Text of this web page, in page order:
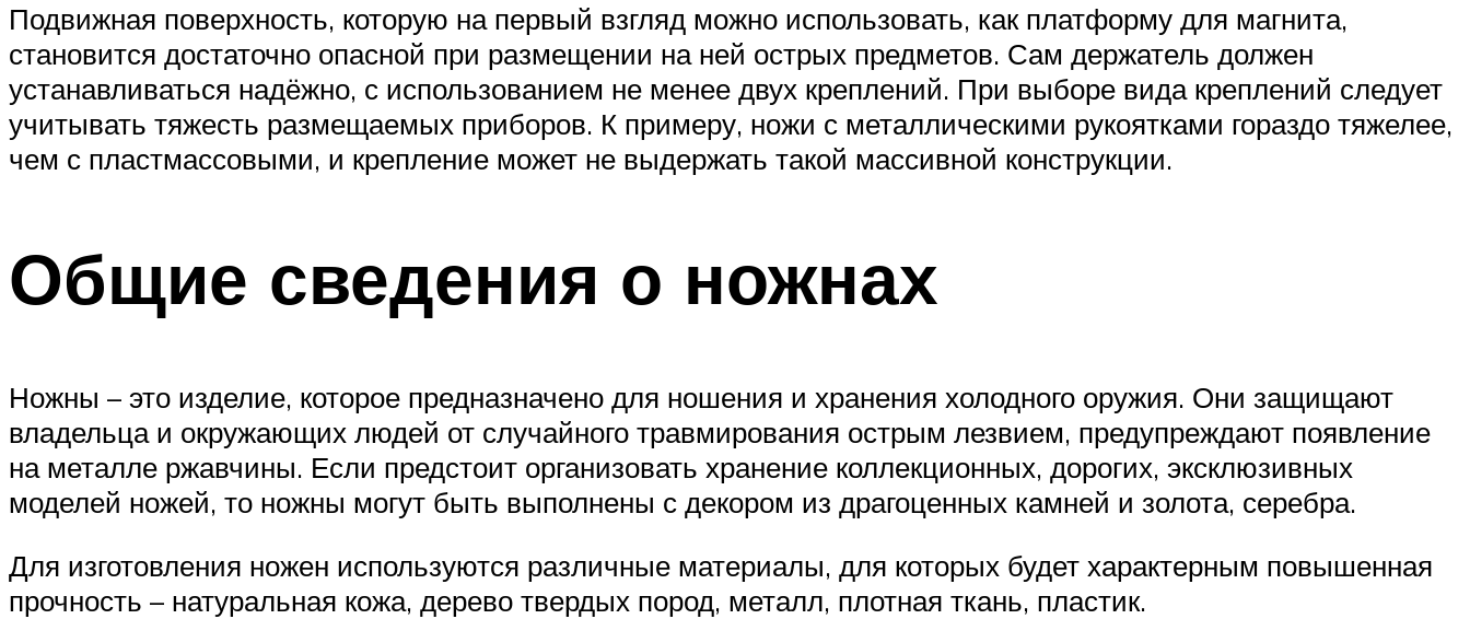
Подвижная поверхность, которую на первый взгляд можно использовать, как платформу для магнита,
становится достаточно опасной при размещении на ней острых предметов. Сам держатель должен
устанавливаться надёжно, с использованием не менее двух креплений. При выборе вида креплений следует
учитывать тяжесть размещаемых приборов. К примеру, ножи с металлическими рукоятками гораздо тяжелее,
чем с пластмассовыми, и крепление может не выдержать такой массивной конструкции.
Общие сведения о ножнах
Ножны – это изделие, которое предназначено для ношения и хранения холодного оружия. Они защищают
владельца и окружающих людей от случайного травмирования острым лезвием, предупреждают появление
на металле ржавчины. Если предстоит организовать хранение коллекционных, дорогих, эксклюзивных
моделей ножей, то ножны могут быть выполнены с декором из драгоценных камней и золота, серебра.
Для изготовления ножен используются различные материалы, для которых будет характерным повышенная
прочность – натуральная кожа, дерево твердых пород, металл, плотная ткань, пластик.